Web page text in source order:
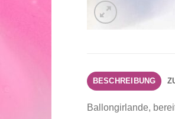
BESCHREIBUNG
Ballongirlande,